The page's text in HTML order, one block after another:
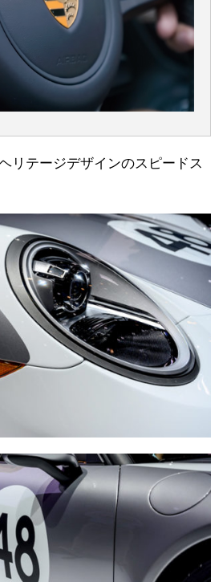
リテージデザインのスピードス